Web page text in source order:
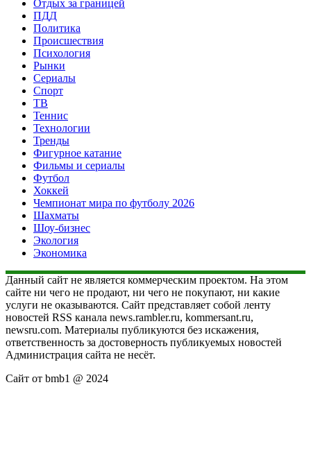
Отдых за границей
ПДД
Политика
Происшествия
Психология
Рынки
Сериалы
Спорт
ТВ
Теннис
Технологии
Тренды
Фигурное катание
Фильмы и сериалы
Футбол
Хоккей
Чемпионат мира по футболу 2026
Шахматы
Шоу-бизнес
Экология
Экономика
Данный сайт не является коммерческим проектом. На этом
сайте ни чего не продают, ни чего не покупают, ни какие
услуги не оказываются. Сайт представляет собой ленту
новостей RSS канала news.rambler.ru, kommersant.ru,
newsru.com. Материалы публикуются без искажения,
ответственность за достоверность публикуемых новостей
Администрация сайта не несёт.
Сайт от bmb1 @ 2024